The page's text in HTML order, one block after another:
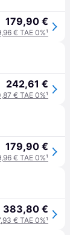
179,90 €
€ TAE 0%¹
242,61 €
€ TAE 0%¹
179,90 €
€ TAE 0%¹
383,80 €
€ TAE 0%¹